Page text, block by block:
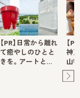
【PR】日常から離れ
て癒やしのひとと
きを。アートと…
【
神
山